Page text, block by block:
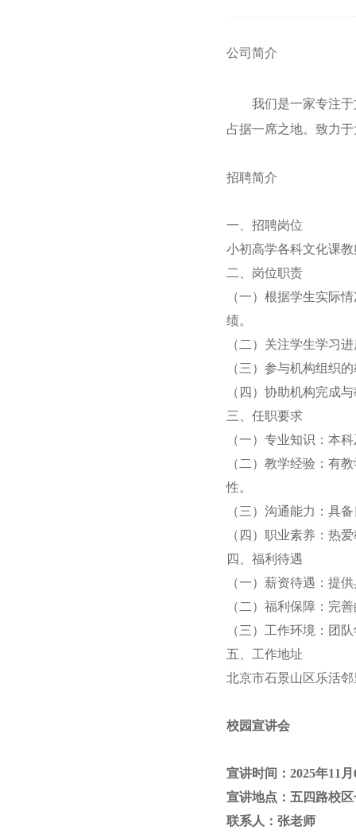
公司 简介
我们是一家专注
占据一席之地。致力
招聘简介
一、 招聘岗位
小初高学各科文化课
二
、岗位职责
（一） 根据学生实际
绩。
（ 二 ） 关注学生学习
（三） 参与机构组织
（ 四 ） 协助机构完成
三 、任职要求
（一） 专业知识：本
（ 二 ） 教学经验：有
性。
（三） 沟通能力：具
（ 四 ） 职业素养：热
四
、福利待遇
（一） 薪资待遇：提
（ 二 ） 福利保障：完
（三） 工作环境： 团
五、工作地址
北京市石景山区乐活
校园宣讲会
宣讲时间： 2025年11
宣讲地点：五四路校
联系人：张老师